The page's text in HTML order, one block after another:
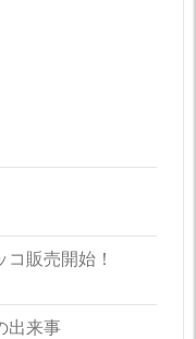
販売開始！
出来事